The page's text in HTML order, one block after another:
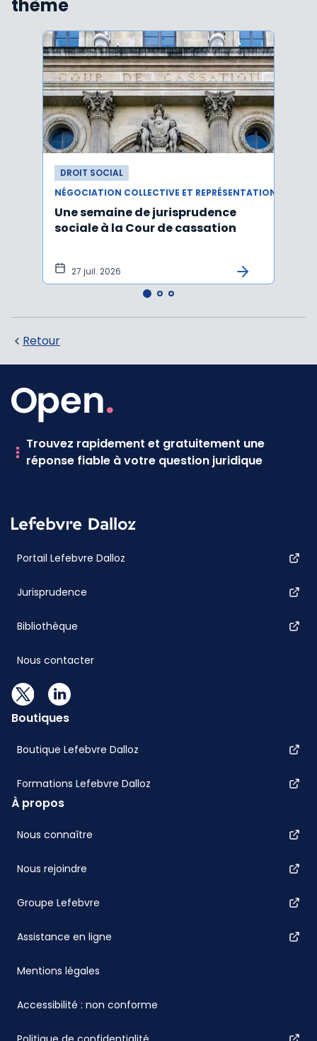
thème
DROIT SOCIAL
Une semaine de jurisprudence
sociale à la Cour de cassation
27 juil. 2026
Retour
Trouvez rapidement et gratuitement une
réponse fiable à votre question juridique
Portail Lefebvre Dalloz
Jurisprudence
Bibliothèque
Nous contacter
Boutiques
Boutique Lefebvre Dalloz
Formations Lefebvre Dalloz
À propos
Nous connaître
Nous rejoindre
Groupe Lefebvre
Assistance en ligne
Mentions légales
Accessibilité : non conforme